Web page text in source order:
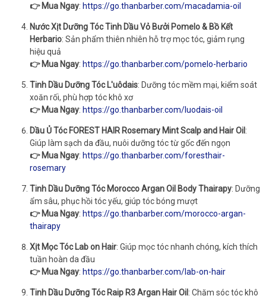
👉 Mua Ngay: https://go.thanbarber.com/macadamia-oil
Nước Xịt Dưỡng Tóc Tinh Dầu Vỏ Bưởi Pomelo & Bồ Kết
Herbario: Sản phẩm thiên nhiên hỗ trợ mọc tóc, giảm rụng
hiệu quả
👉 Mua Ngay: https://go.thanbarber.com/pomelo-herbario
Tinh Dầu Dưỡng Tóc L'uôdais: Dưỡng tóc mềm mại, kiểm soát
xoăn rối, phù hợp tóc khô xơ
👉 Mua Ngay: https://go.thanbarber.com/luodais-oil
Dầu Ủ Tóc FOREST HAIR Rosemary Mint Scalp and Hair Oil :
Giúp làm sạch da đầu, nuôi dưỡng tóc từ gốc đến ngọn
👉 Mua Ngay: https://go.thanbarber.com/foresthair-
rosemary
Tinh Dầu Dưỡng Tóc Morocco Argan Oil Body Thairapy: Dưỡng
ẩm sâu, phục hồi tóc yếu, giúp tóc bóng mượt
👉 Mua Ngay: https://go.thanbarber.com/morocco-argan-
thairapy
Xịt Mọc Tóc Lab on Hair: Giúp mọc tóc nhanh chóng, kích thích
tuần hoàn da đầu
👉 Mua Ngay: https://go.thanbarber.com/lab-on-hair
Tinh Dầu Dưỡng Tóc Raip R3 Argan Hair Oil : Chăm sóc tóc khô